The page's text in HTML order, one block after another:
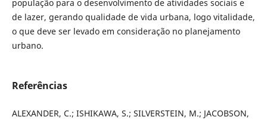
população para o desenvolvimento de atividades sociais e
de lazer, gerando qualidade de vida urbana, logo vitalidade,
o que deve ser levado em consideração no planejamento
urbano.
Referências
ALEXANDER, C.; ISHIKAWA, S.; SILVERSTEIN, M.; JACOBSON,